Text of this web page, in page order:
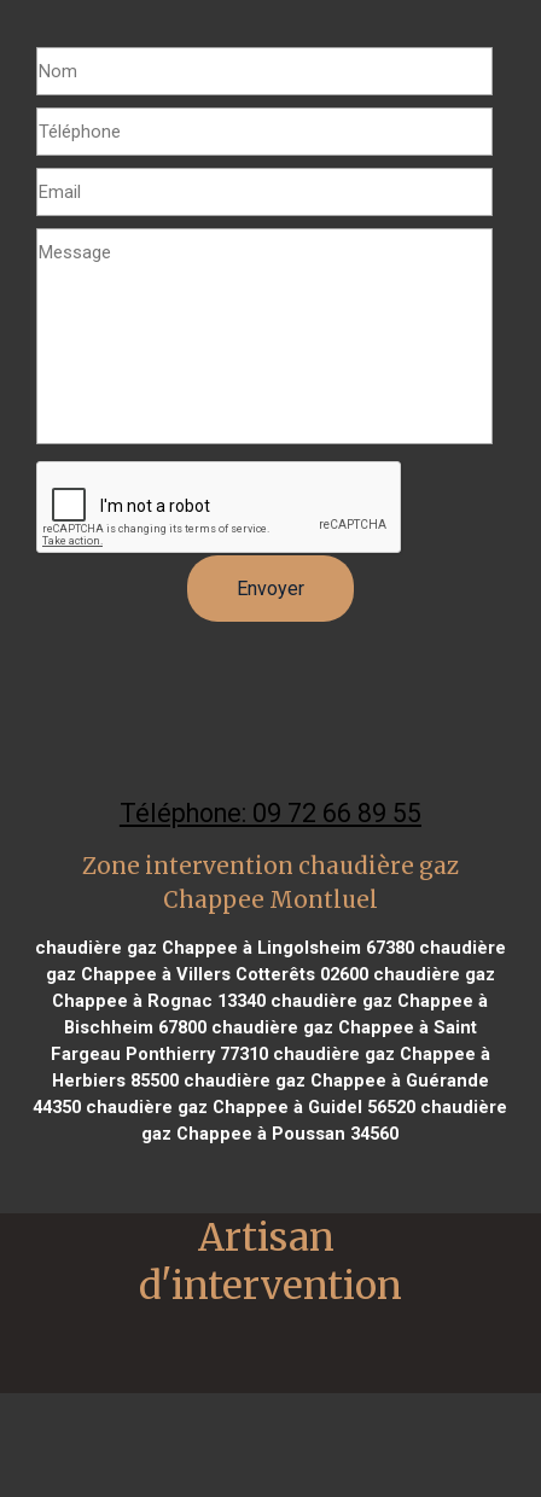
Téléphone: 09 72 66 89 55
Zone intervention chaudière gaz
Chappee Montluel
chaudière gaz Chappee à Lingolsheim 67380chaudière
gaz Chappee à Villers Cotterêts 02600chaudière gaz
Chappee à Rognac 13340 chaudière gaz Chappee à
Bischheim 67800chaudière gaz Chappee à Saint
Fargeau Ponthierry 77310chaudière gaz Chappee à
Herbiers 85500chaudière gaz Chappee à Guérande
44350 chaudière gaz Chappee à Guidel 56520 chaudière
gaz Chappee à Poussan 34560
Artisan
d'intervention